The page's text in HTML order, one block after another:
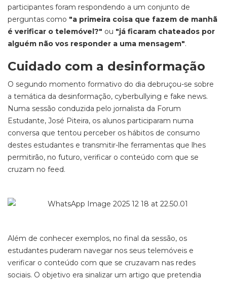
participantes foram respondendo a um conjunto de
perguntas como "a primeira coisa que fazem de manhã
é verificar o telemóvel?" ou "já ficaram chateados por
alguém não vos responder a uma mensagem".
Cuidado com a desinformação
O segundo momento formativo do dia debruçou-se sobre
a temática da desinformação, cyberbullying e fake news.
Numa sessão conduzida pelo jornalista da Forum
Estudante, José Piteira, os alunos participaram numa
conversa que tentou perceber os hábitos de consumo
destes estudantes e transmitir-lhe ferramentas que lhes
permitirão, no futuro, verificar o conteúdo com que se
cruzam no feed.
Além de conhecer exemplos, no final da sessão, os
estudantes puderam navegar nos seus telemóveis e
verificar o conteúdo com que se cruzavam nas redes
sociais. O objetivo era sinalizar um artigo que pretendia